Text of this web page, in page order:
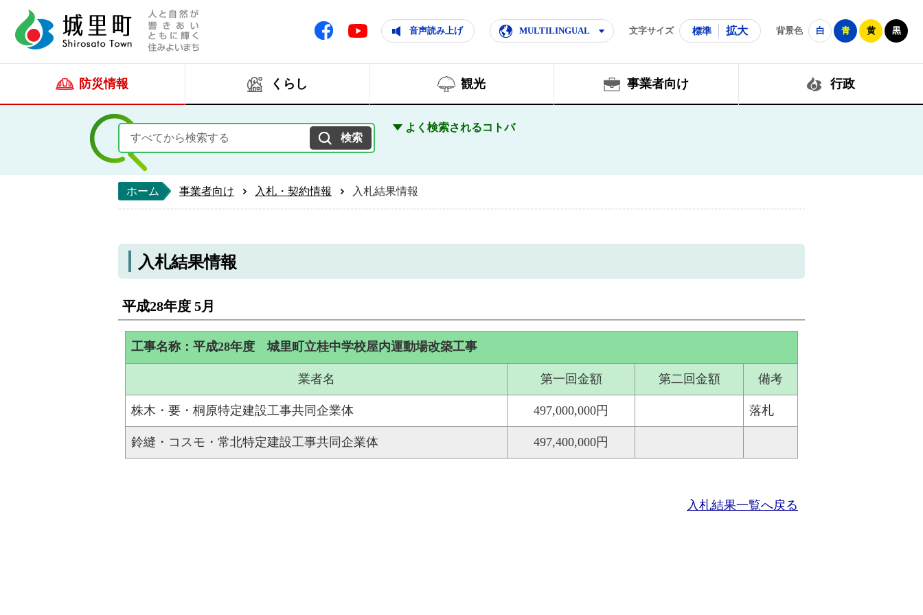
人と自然が響きあいともに輝く住みよいまち
Facebook Youtube 音声読み上げ MULTILINGUAL 文字サイズ 標準 拡大 背景色 白 青 黄 黒
防災情報 くらし 観光 事業者向け 行政
よく検索されるコトバ
ホーム 事業者向け 入札・契約情報 入札結果情報
入札結果情報
平成28年度 5月
工事名称：平成28年度 城里町立桂中学校屋内運動場改築工事
業者名 第一回金額 第二回金額 備考
株木・要・桐原特定建設工事共同企業体 497,000,000円 落札
鈴縫・コスモ・常北特定建設工事共同企業体 497,400,000円
入札結果一覧へ戻る